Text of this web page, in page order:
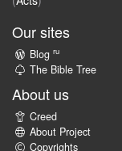
Our sites
Blog ru
The Bible Tree
About us
Creed
About Project
Copyrights